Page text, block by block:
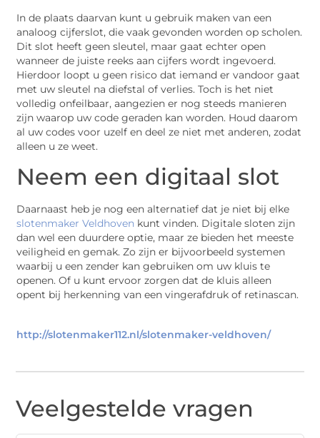
In de plaats daarvan kunt u gebruik maken van een
analoog cijferslot, die vaak gevonden worden op scholen.
Dit slot heeft geen sleutel, maar gaat echter open
wanneer de juiste reeks aan cijfers wordt ingevoerd.
Hierdoor loopt u geen risico dat iemand er vandoor gaat
met uw sleutel na diefstal of verlies. Toch is het niet
volledig onfeilbaar, aangezien er nog steeds manieren
zijn waarop uw code geraden kan worden. Houd daarom
al uw codes voor uzelf en deel ze niet met anderen, zodat
alleen u ze weet.
Neem een digitaal slot
Daarnaast heb je nog een alternatief dat je niet bij elke
slotenmaker Veldhoven kunt vinden. Digitale sloten zijn
dan wel een duurdere optie, maar ze bieden het meeste
veiligheid en gemak. Zo zijn er bijvoorbeeld systemen
waarbij u een zender kan gebruiken om uw kluis te
openen. Of u kunt ervoor zorgen dat de kluis alleen
opent bij herkenning van een vingerafdruk of retinascan.
http://slotenmaker112.nl/slotenmaker-veldhoven/
Veelgestelde vragen